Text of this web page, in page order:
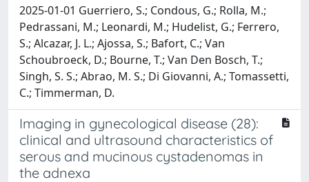
2025-01-01 Guerriero, S.; Condous, G.; Rolla, M.;
Pedrassani, M.; Leonardi, M.; Hudelist, G.; Ferrero,
S.; Alcazar, J. L.; Ajossa, S.; Bafort, C.; Van
Schoubroeck, D.; Bourne, T.; Van Den Bosch, T.;
Singh, S. S.; Abrao, M. S.; Di Giovanni, A.; Tomassetti,
C.; Timmerman, D.
Imaging in gynecological disease (28):
clinical and ultrasound characteristics of
serous and mucinous cystadenomas in
the adnexa